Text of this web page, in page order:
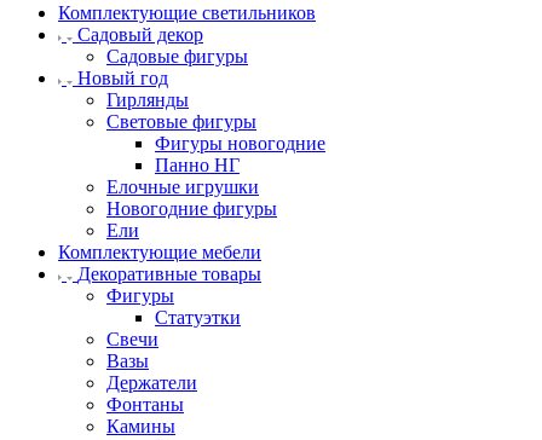
Комплектующие светильников
Садовый декор
Садовые фигуры
Новый год
Гирлянды
Световые фигуры
Фигуры новогодние
Панно НГ
Елочные игрушки
Новогодние фигуры
Ели
Комплектующие мебели
Декоративные товары
Фигуры
Статуэтки
Свечи
Вазы
Держатели
Фонтаны
Камины